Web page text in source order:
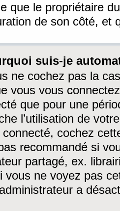
que le propriétaire
de son côté, et
suis-je
ne cochez pas la
vous vous
que pour une
l’utilisation de
connecté, cochez
recommandé si
partagé, ex.
vous ne voyez pas
a